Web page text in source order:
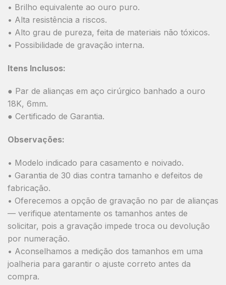
• Brilho equivalente ao ouro puro.
• Alta resistência a riscos.
• Alto grau de pureza, feita de materiais não tóxicos.
• Possibilidade de gravação interna.
Itens Inclusos:
● Par de alianças em aço cirúrgico banhado a ouro
18K, 6mm.
● Certificado de Garantia.
Observações:
• Modelo indicado para casamento e noivado.
• Garantia de 30 dias contra tamanho e defeitos de
fabricação.
• Oferecemos a opção de gravação no par de alianças
— verifique atentamente os tamanhos antes de
solicitar, pois a gravação impede troca ou devolução
por numeração.
• Aconselhamos a medição dos tamanhos em uma
joalheria para garantir o ajuste correto antes da
compra.